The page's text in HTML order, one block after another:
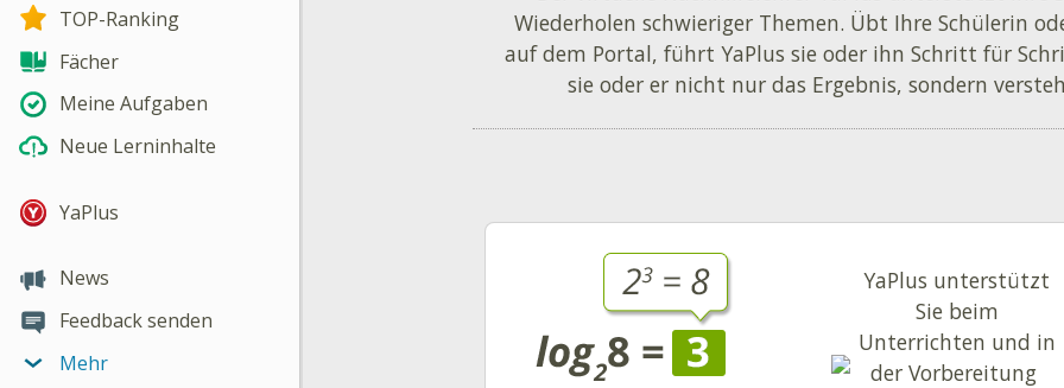
TOP-Ranking
Fächer
Meine Aufgaben
Neue Lerninhalte
YaPlus
News
Feedback senden
Mehr
Wiederholen schwieriger Themen. Übt Ihre Schülerin
auf dem Portal, führt YaPlus sie oder ihn Schritt für
sie oder er nicht nur das Ergebnis, sondern
YaPlus unterstützt
Sie beim
Unterrichten und in
der Vorbereitung